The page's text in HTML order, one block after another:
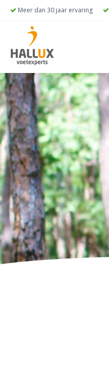
Meer dan 30 jaar ervaring